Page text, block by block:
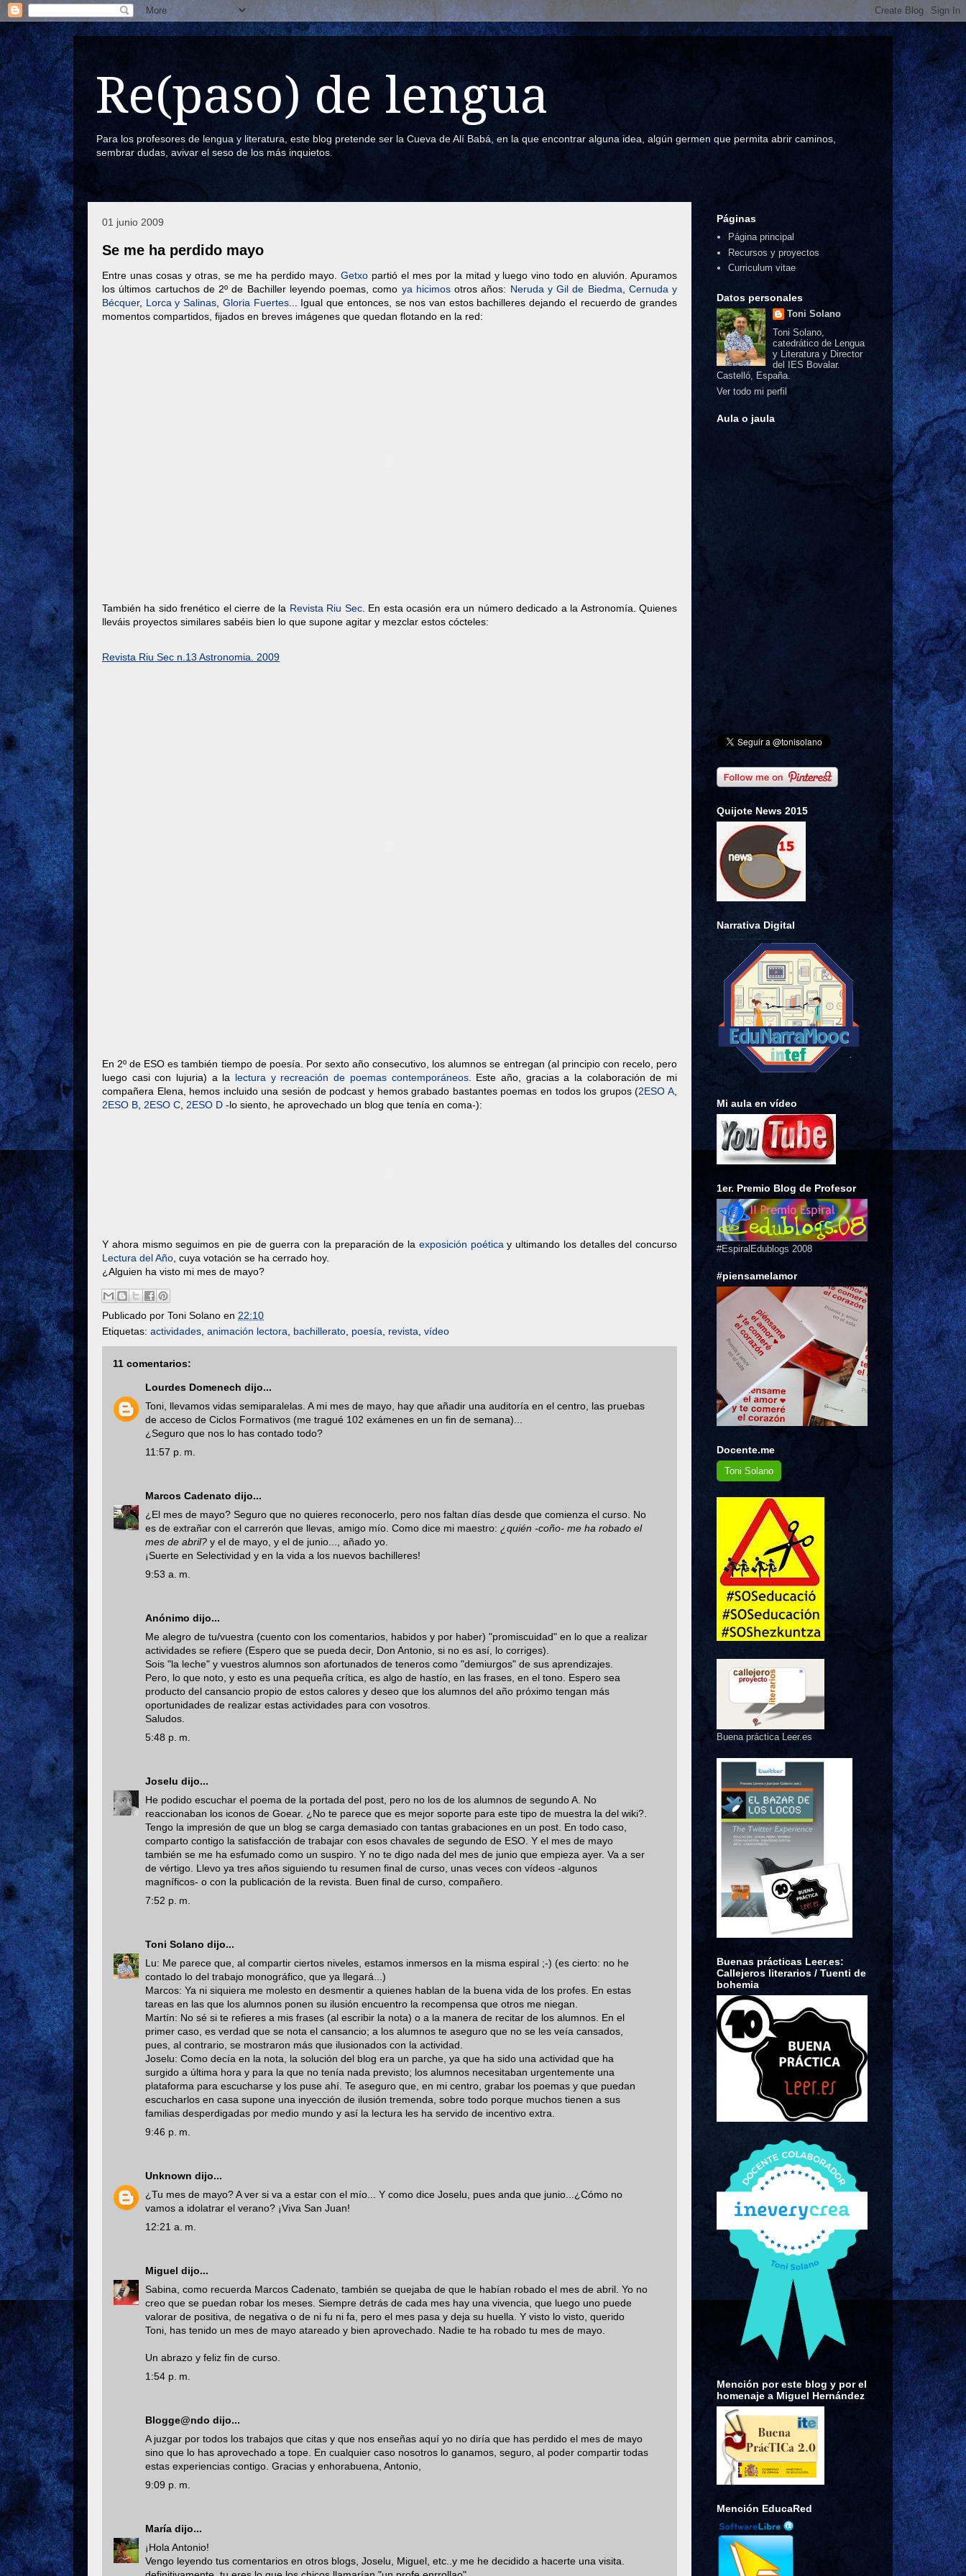
Re(paso) de lengua
Para los profesores de lengua y literatura, este blog pretende ser la Cueva de Alí Babá, en la que encontrar alguna idea, algún germen que permita abrir caminos,
sembrar dudas, avivar el seso de los más inquietos.
01 junio 2009
Se me ha perdido mayo
Entre unas cosas y otras, se me ha perdido mayo.Getxo partió el mes por la mitad y luego vino todo en aluvión. Apuramos
los últimos cartuchos de 2º de Bachiller leyendo poemas, como ya hicimosotros años: Neruda y Gil de Biedma
Cernuda y
Bécquer, Lorca y Salinas Gloria Fuertes... Igual que entonces, se nos van estos bachilleres dejando el recuerdo de grandes
momentos compartidos, fijados en breves imágenes que quedan flotando en la red:
También ha sido frenético el cierre de la Revista Riu Sec. En esta ocasión era un número dedicado a la Astronomía. Quienes
lleváis proyectos similares sabéis bien lo que supone agitar y mezclar estos cócteles:
Revista Riu Sec n.13 Astronomia. 2009
En 2º de ESO es también tiempo de poesía. Por sexto año consecutivo, los alumnos se entregan (al principio con recelo, pero
luego casi con lujuria) a la lectura y recreación de poemas contemporáneos. Este año, gracias a la colaboración de mi
compañera Elena, hemos incluido una sesión de podcast y hemos grabado bastantes poemas en todos los grupos (2ESO A
2ESO B 2ESO C 2ESO D -lo siento, he aprovechado un blog que tenía en coma-):
Y ahora mismo seguimos en pie de guerra con la preparación de la exposición poética y ultimando los detalles del concurso
Lectura del Año , cuya votación se ha cerrado hoy.
¿Alguien ha visto mi mes de mayo?
Publicado por Toni Solano en 22:10
Etiquetas: actividades animación lectora bachillerato poesía revista vídeo
11 comentarios:
Lourdes Domenech dijo...
Toni, llevamos vidas semiparalelas. A mi mes de mayo, hay que añadir una auditoría en el centro, las pruebas
de acceso de Ciclos Formativos (me tragué 102 exámenes en un fin de semana)...
¿Seguro que nos lo has contado todo?
11:57 p. m.
Marcos Cadenato dijo...
¿El mes de mayo? Seguro que no quieres reconocerlo, pero nos faltan días desde que comienza el curso. No
es de extrañar con el carrerón que llevas, amigo mío. Como dice mi maestro: ¿quién -coño- me ha robado el
mes de abril? y el de mayo, y el de junio..., añado yo.
¡Suerte en Selectividad y en la vida a los nuevos bachilleres!
9:53 a. m.
Anónimo dijo...
Me alegro de tu/vuestra (cuento con los comentarios, habidos y por haber) "promiscuidad" en lo que a realizar
actividades se refiere (Espero que se pueda decir, Don Antonio, si no es así, lo corriges).
Sois "la leche" y vuestros alumnos son afortunados de teneros como "demiurgos" de sus aprendizajes.
Pero, lo que noto, y esto es una pequeña crítica, es algo de hastío, en las frases, en el tono. Espero sea
producto del cansancio propio de estos calores y deseo que los alumnos del año próximo tengan más
oportunidades de realizar estas actividades para con vosotros.
Saludos.
5:48 p. m.
Joselu dijo...
He podido escuchar el poema de la portada del post, pero no los de los alumnos de segundo A. No
reaccionaban los iconos de Goear. ¿No te parece que es mejor soporte para este tipo de muestra la del wiki?.
Tengo la impresión de que un blog se carga demasiado con tantas grabaciones en un post. En todo caso,
comparto contigo la satisfacción de trabajar con esos chavales de segundo de ESO. Y el mes de mayo
también se me ha esfumado como un suspiro. Y no te digo nada del mes de junio que empieza ayer. Va a ser
de vértigo. Llevo ya tres años siguiendo tu resumen final de curso, unas veces con vídeos -algunos
magníficos- o con la publicación de la revista. Buen final de curso, compañero.
7:52 p. m.
Toni Solano dijo...
Lu: Me parece que, al compartir ciertos niveles, estamos inmersos en la misma espiral ;-) (es cierto: no he
contado lo del trabajo monográfico, que ya llegará...)
Marcos: Ya ni siquiera me molesto en desmentir a quienes hablan de la buena vida de los profes. En estas
tareas en las que los alumnos ponen su ilusión encuentro la recompensa que otros me niegan.
Martín: No sé si te refieres a mis frases (al escribir la nota) o a la manera de recitar de los alumnos. En el
primer caso, es verdad que se nota el cansancio; a los alumnos te aseguro que no se les veía cansados,
pues, al contrario, se mostraron más que ilusionados con la actividad.
Joselu: Como decía en la nota, la solución del blog era un parche, ya que ha sido una actividad que ha
surgido a última hora y para la que no tenía nada previsto; los alumnos necesitaban urgentemente una
plataforma para escucharse y los puse ahí. Te aseguro que, en mi centro, grabar los poemas y que puedan
escucharlos en casa supone una inyección de ilusión tremenda, sobre todo porque muchos tienen a sus
familias desperdigadas por medio mundo y así la lectura les ha servido de incentivo extra.
9:46 p. m.
Unknown dijo...
¿Tu mes de mayo? A ver si va a estar con el mío... Y como dice Joselu, pues anda que junio...¿Cómo no
vamos a idolatrar el verano? ¡Viva San Juan!
12:21 a. m.
Miguel dijo...
Sabina, como recuerda Marcos Cadenato, también se quejaba de que le habían robado el mes de abril. Yo no
creo que se puedan robar los meses. Siempre detrás de cada mes hay una vivencia, que luego uno puede
valorar de positiva, de negativa o de ni fu ni fa, pero el mes pasa y deja su huella. Y visto lo visto, querido
Toni, has tenido un mes de mayo atareado y bien aprovechado. Nadie te ha robado tu mes de mayo.
Un abrazo y feliz fin de curso.
1:54 p. m.
Blogge@ndo dijo...
A juzgar por todos los trabajos que citas y que nos enseñas aquí yo no diría que has perdido el mes de mayo
sino que lo has aprovechado a tope. En cualquier caso nosotros lo ganamos, seguro, al poder compartir todas
estas experiencias contigo. Gracias y enhorabuena, Antonio,
9:09 p. m.
María dijo...
¡Hola Antonio!
Vengo leyendo tus comentarios en otros blogs, Joselu, Miguel, etc..y me he decidido a hacerte una visita.
Páginas
Página principal
Recursos y proyectos
Curriculum vitae
Datos personales
Toni Solano
Toni Solano,
catedrático de Lengua
y Literatura y Director
del IES Bovalar.
Castelló, España.
Ver todo mi perfil
Aula o jaula
Quijote News 2015
Narrativa Digital
Mi aula en vídeo
1er. Premio Blog de Profesor
#EspiralEdublogs 2008
#piensamelamor
Docente.me
Toni Solano
Buena práctica Leer.es
Buenas prácticas Leer.es:
Callejeros literarios / Tuenti de
bohemia
Mención por este blog y por el
homenaje a Miguel Hernández
Mención EducaRed